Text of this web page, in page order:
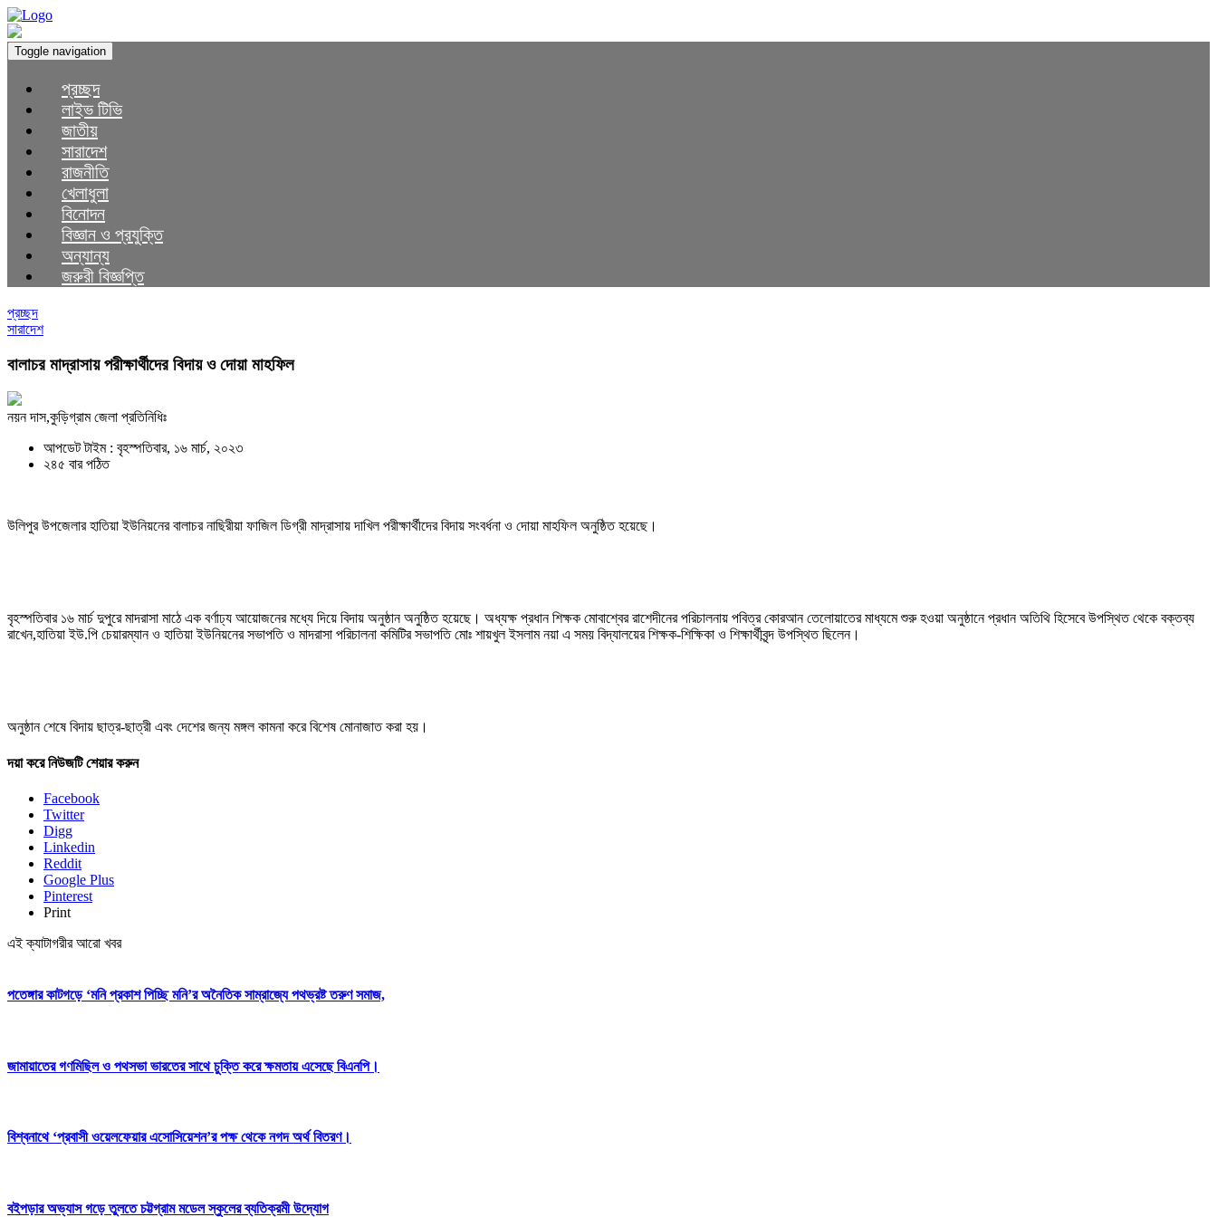
Toggle navigation
প্রচ্ছদ
লাইভ টিভি
জাতীয়
সারাদেশ
রাজনীতি
খেলাধুলা
বিনোদন
বিজ্ঞান ও প্রযুক্তি
অন্যান্য
জরুরী বিজ্ঞপ্তি
প্রচ্ছদ
সারাদেশ
বালাচর মাদ্রাসায় পরীক্ষার্থীদের বিদায় ও দোয়া মাহফিল
নয়ন দাস,কুড়িগ্রাম জেলা প্রতিনিধিঃ
আপডেট টাইম : বৃহস্পতিবার, ১৬ মার্চ, ২০২৩
২৪৫ বার পঠিত
উলিপুর উপজেলার হাতিয়া ইউনিয়নের বালাচর নাছিরীয়া ফাজিল ডিগ্রী মাদ্রাসায় দাখিল পরীক্ষার্থীদের বিদায় সংবর্ধনা ও দোয়া মাহফিল অনুষ্ঠিত হয়েছে।
বৃহস্পতিবার ১৬ মার্চ দুপুরে মাদরাসা মাঠে এক বর্ণাঢ্য আয়োজনের মধ্যে দিয়ে বিদায় অনুষ্ঠান অনুষ্ঠিত হয়েছে। অধ্যক্ষ প্রধান শিক্ষক মোবাশ্বের রাশেদীনের পরিচালনায় পবিত্র কোরআন তেলোয়াতের মাধ্যমে শুরু হওয়া অনুষ্ঠানে প্রধান অতিথি হিসেবে উপস্থিত থেকে বক্তব্য
রাখেন,হাতিয়া ইউ.পি চেয়ারম্যান ও হাতিয়া ইউনিয়নের সভাপতি ও মাদরাসা পরিচালনা কমিটির সভাপতি মোঃ শায়খুল ইসলাম নয়া এ সময় বিদ্যালয়ের শিক্ষক-শিক্ষিকা ও শিক্ষার্থীবৃন্দ উপস্থিত ছিলেন।
অনুষ্ঠান শেষে বিদায় ছাত্র-ছাত্রী এবং দেশের জন্য মঙ্গল কামনা করে বিশেষ মোনাজাত করা হয়।
দয়া করে নিউজটি শেয়ার করুন
Facebook
Twitter
Digg
Linkedin
Reddit
Google Plus
Pinterest
Print
এই ক্যাটাগরীর আরো খবর
পতেঙ্গার কাটগড়ে ‘মনি প্রকাশ পিচ্ছি মনি’র অনৈতিক সাম্রাজ্যে পথভ্রষ্ট তরুণ সমাজ,
জামায়াতের গণমিছিল ও পথসভা ভারতের সাথে চুক্তি করে ক্ষমতায় এসেছে বিএনপি।
বিশ্বনাথে ‘প্রবাসী ওয়েলফেয়ার এসোসিয়েশন’র পক্ষ থেকে নগদ অর্থ বিতরণ।
বইপড়ার অভ্যাস গড়ে তুলতে চট্টগ্রাম মডেল স্কুলের ব্যতিক্রমী উদ্যোগ